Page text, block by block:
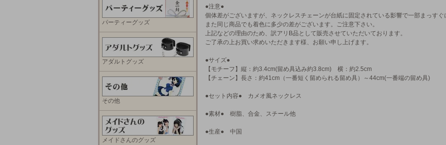
●注意●
個体差がございますが、ネックレスチェーンが台紙に固定されている影響で一部まっすぐ
また同じ商品でも着色に多少の差がございます。ご注意下さい。
上記などの理由のため、訳アリB品として販売させていただいております。
ご了承の上お買い求めいただきます様、お願い申し上げます。
●サイズ●
【モチーフ】縦：約3.4cm(留め具込み約3.8cm) 横：約2.5cm
【チェーン】長さ：約41cm（一番短く留められる留め具）～44cm(一番端の留め具)
●セット内容● カメオ風ネックレス
●素材● 樹脂、合金、スチール他
●生産● 中国
パーティーグッズ
アダルトグッズ
その他
メイドさんのグッズ